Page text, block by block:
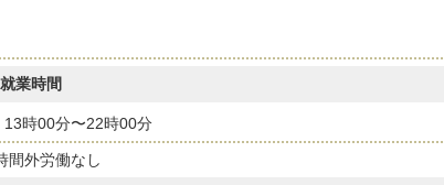
就業時間
13時00分〜22時00分
間外労働なし